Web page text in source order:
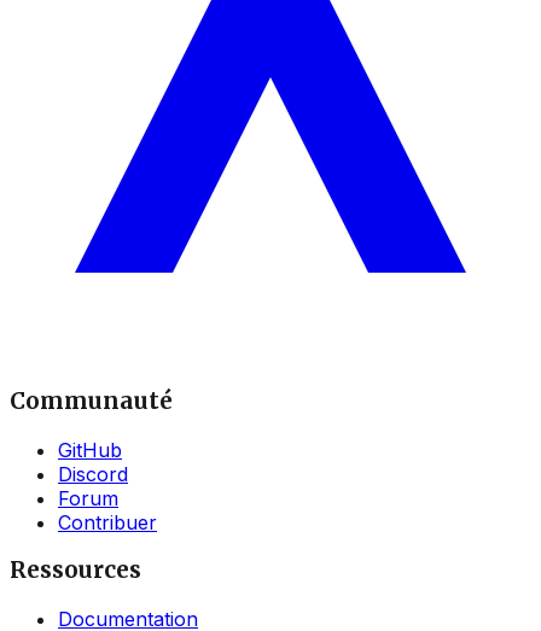
Communauté
GitHub
Discord
Forum
Contribuer
Ressources
Documentation